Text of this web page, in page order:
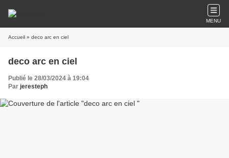
MENU
Accueil » deco arc en ciel
deco arc en ciel
Publié le 28/03/2024 à 19:04
Par jeresteph